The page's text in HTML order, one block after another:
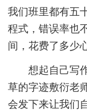
我们班里都有五
程式，错误率也
间，花费了多少
想起自己写
草的字迹敷衍老
会发下来让我们